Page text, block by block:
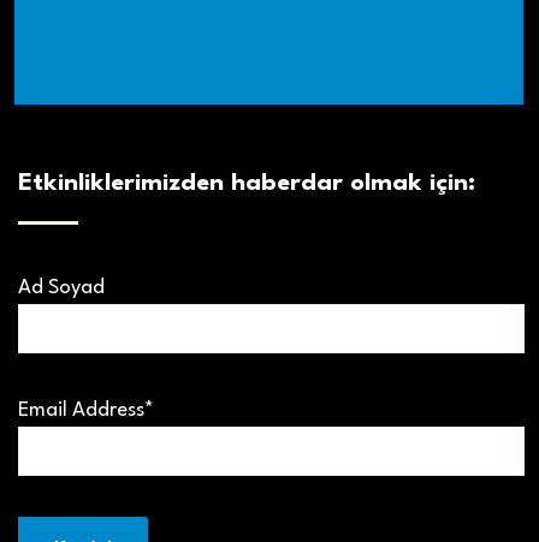
Etkinliklerimizden haberdar olmak için:
Ad Soyad
Email Address*